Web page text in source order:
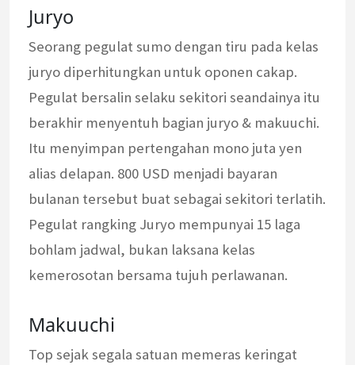
Juryo
Seorang pegulat sumo dengan tiru pada kelas
juryo diperhitungkan untuk oponen cakap.
Pegulat bersalin selaku sekitori seandainya itu
berakhir menyentuh bagian juryo & makuuchi.
Itu menyimpan pertengahan mono juta yen
alias delapan. 800 USD menjadi bayaran
bulanan tersebut buat sebagai sekitori terlatih.
Pegulat rangking Juryo mempunyai 15 laga
bohlam jadwal, bukan laksana kelas
kemerosotan bersama tujuh perlawanan.
Makuuchi
Top sejak segala satuan memeras keringat